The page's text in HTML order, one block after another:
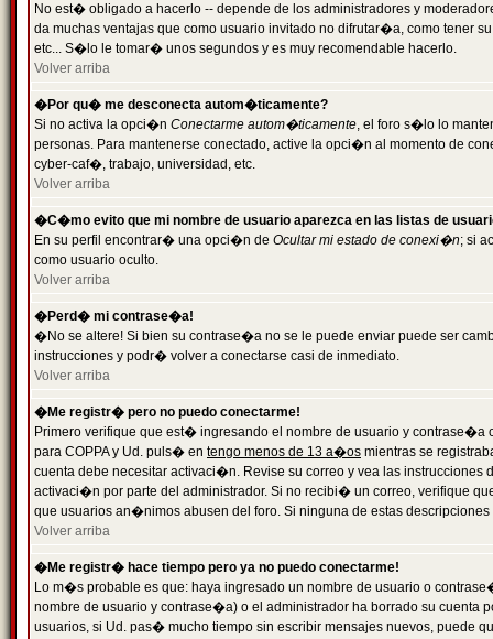
No est� obligado a hacerlo -- depende de los administradores y
da muchas ventajas que como usuario invitado no difrutar�a, como tener
etc... S�lo le tomar� unos segundos y es muy recomendable hacerlo.
Volver arriba
�Por qu� me desconecta autom�ticamente?
Si no activa la opci�n Conectarme autom�ticamente, el foro s�lo lo
personas. Para mantenerse conectado, active la opci�n al momento de
cyber-caf�, trabajo, universidad, etc.
Volver arriba
�C�mo evito que mi nombre de usuario aparezca en las listas de
En su perfil encontrar� una opci�n de Ocultar mi estado de conexi�n; si
como usuario oculto.
Volver arriba
�Perd� mi contrase�a!
�No se altere! Si bien su contrase�a no se le puede enviar puede ser
instrucciones y podr� volver a conectarse casi de inmediato.
Volver arriba
�Me registr� pero no puedo conectarme!
Primero verifique que est� ingresando el nombre de usuario y
para COPPA y Ud. puls� en tengo menos de 13 a�os mientras se
cuenta debe necesitar activaci�n. Revise su correo y vea las
activaci�n por parte del administrador. Si no recibi� un correo, verifique
que usuarios an�nimos abusen del foro. Si ninguna de estas
Volver arriba
�Me registr� hace tiempo pero ya no puedo conectarme!
Lo m�s probable es que: haya ingresado un nombre de usuario o
nombre de usuario y contrase�a) o el administrador ha borrado su
usuarios, si Ud. pas� mucho tiempo sin escribir mensajes nuevos, puede